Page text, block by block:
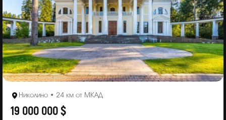
Николино • 24 км от МКАД
19 000 000 $